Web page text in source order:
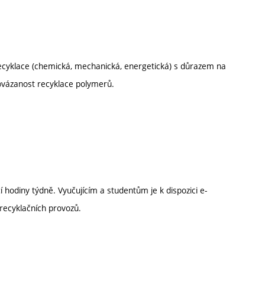
(chemická, mechanická, energetická) s důrazem na
recyklace polymerů.
týdně. Vyučujícím a studentům je k dispozici e-
provozů.